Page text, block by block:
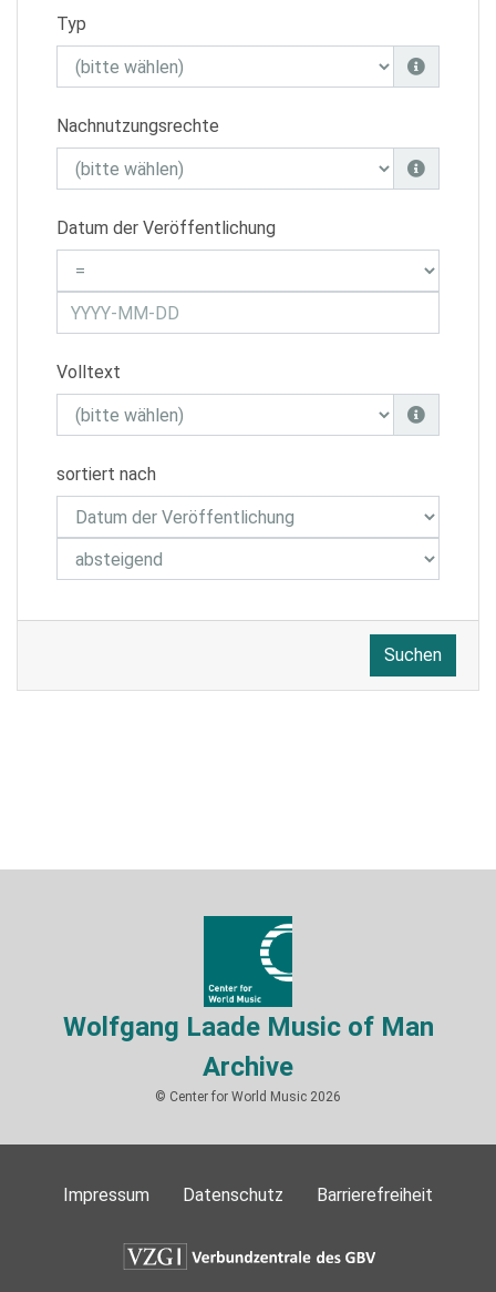
Typ
Nachnutzungsrechte
Datum der Veröffentlichung
Volltext
sortiert nach
Suchen
Wolfgang Laade Music of Man
Archive
© Center for World Music 2026
Impressum Datenschutz Barrierefreiheit